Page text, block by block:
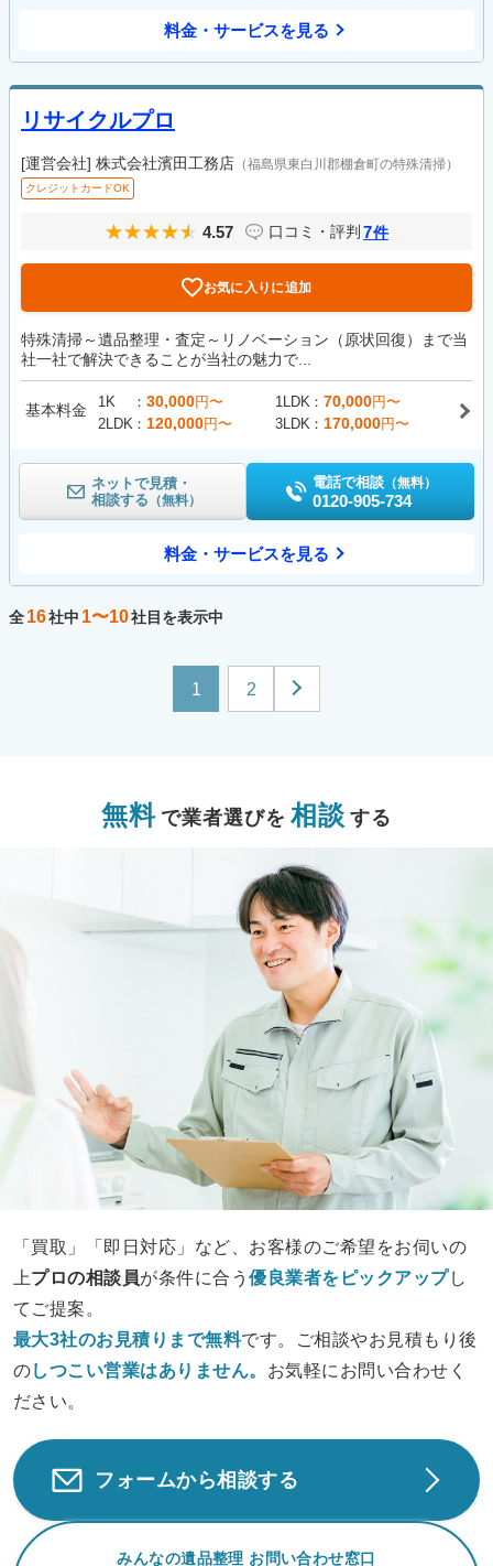
料金・サービスを見る
リサイクルプロ
[運営会社] 株式会社濱田工務店 （福島県東白川郡棚倉町の特殊清掃）
クレジットカードOK
4.57 口コミ・評判 7件
お気に入りに追加
特殊清掃～遺品整理・査定～リノベーション（原状回復）まで当
社一社で解決できることが当社の魅力で...
基本料金 1K 30,000円〜 1LDK 70,000円〜
2LDK
120,000円〜 3LDK 170,000円〜
ネットで見積・
相談する （無料）
電話で相談 （無料）
0120-905-734
料金・サービスを見る
全16社中 1〜10社目を表示中
1 2
無料 で業者選びを 相談 する
「買取」「即日対応」など、お客様のご希望をお伺いの
上プロの相談員が条件に合う優良業者をピックアップし
てご提案。
最大3社のお見積りまで無料です。ご相談やお見積もり後
のしつこい営業はありません。 お気軽にお問い合わせく
ださい。
フォームから相談する
みんなの遺品整理 お問い合わせ窓口